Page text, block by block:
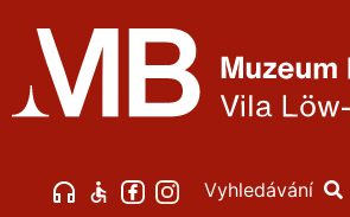
Vyhledávání